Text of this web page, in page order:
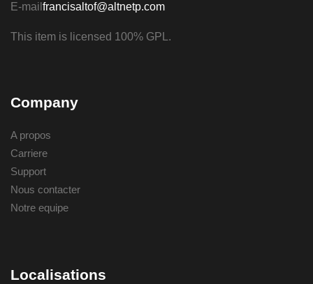
E-mail francisaltof@altnetp.com
This item is licensed 100% GPL.
Company
A propos
Carriere
Support
Nous contacter
Notre equipe
Localisations